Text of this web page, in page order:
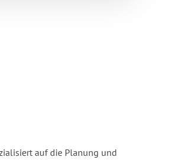
auf die Planung und